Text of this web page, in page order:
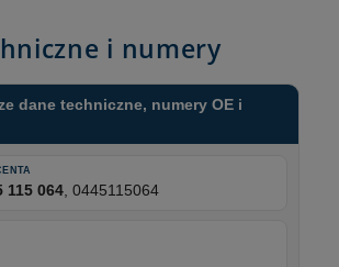
i numery
dane techniczne, numery OE i
115 064 , 0445115064